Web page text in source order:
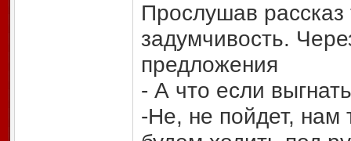
Прослушав
задумчивость.
предложения
- А что если
-Не, не пойдет, нам